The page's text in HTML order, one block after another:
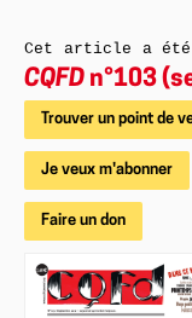
Cet article a été
CQFD n°103
Trouver un point de
Je veux m'abonner
Faire un don